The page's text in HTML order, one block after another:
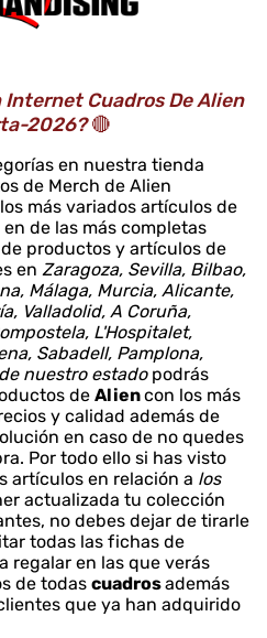
Cuadros De Alien
2026?🔴
en nuestra tienda
de Merch de Alien
más variados artículos de
de las más completas
productos y artículos de
en Zaragoza, Sevilla, Bilbao,
Málaga, Murcia, Alicante,
Valladolid, A Coruña,
L'Hospitalet,
Sabadell, Pamplona,
nuestro estadopodrás
de Aliencon los más
y calidad además de
en caso de no quedes
Por todo ello si has visto
artículos en relación a los
actualizada tu colección
no debes dejar de tirarle
todas las fichas de
regalar en las que verás
de todas cuadrosademás
que ya han adquirido